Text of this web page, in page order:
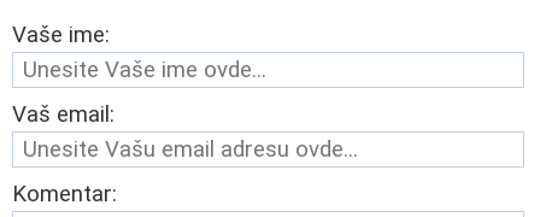
Vaše ime:
Vaš email:
Komentar: